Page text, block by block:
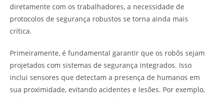
diretamente com os trabalhadores, a necessidade de
protocolos de segurança robustos se torna ainda mais
crítica.
Primeiramente, é fundamental garantir que os robôs sejam
projetados com sistemas de segurança integrados. Isso
inclui sensores que detectam a presença de humanos em
sua proximidade, evitando acidentes e lesões. Por exemplo,